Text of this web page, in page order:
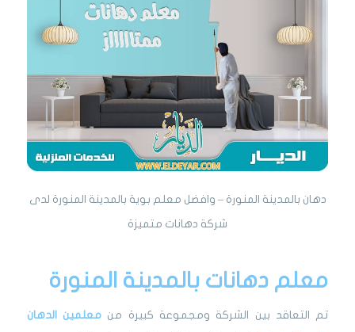
دهان بالمدينة المنورة – وافضل معلم بوية بالمدينة المنورة لدى
شركة دهانات متميزة
معلم دهانات بالمدينة المنورة
تم التعاقد بين الشركة ومجموعة كبيرة من معلمين الدهان